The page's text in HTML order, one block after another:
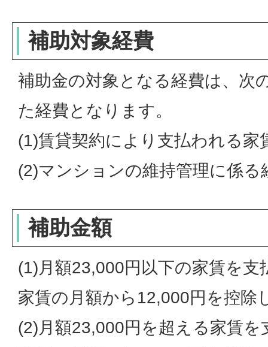
補助対象経費
補助金の対象となる経費は、次
た経費となります。
(1)賃貸契約により支払われる家
(2)マンションの維持管理に係る
補助金額
(1)月額23,000円以下の家賃を支
家賃の月額から12,000円を控除
(2)月額23,000円を超える家賃を